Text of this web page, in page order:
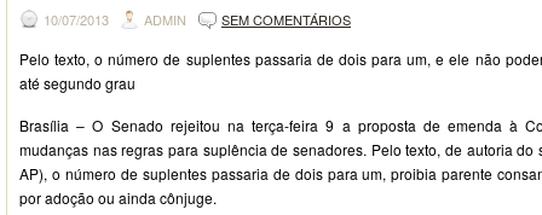
10/07/2013 ADMIN SEM COMENTÁRIOS
Pelo texto, o número de suplentes passaria de dois para um, e ele não
até segundo grau
Brasília – O Senado rejeitou na terça-feira 9 a proposta de emenda à
mudanças nas regras para suplência de senadores. Pelo texto, de autoria do
AP), o número de suplentes passaria de dois para um, proibia parente
por adoção ou ainda cônjuge.